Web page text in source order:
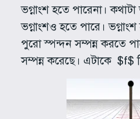
ভগ্নাংশ হতে পারেনা।
ভগ্নাংশও হতে পারে।
পুরো স্পন্দন সম্পন্ন করতে
সম্পন্ন করেছে। এটাকে $f$